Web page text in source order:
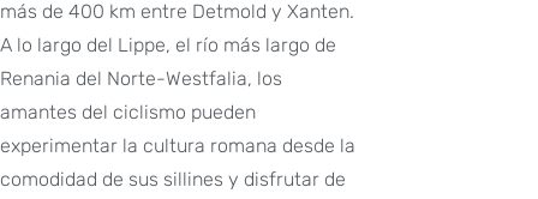
más de 400 km entre Detmold y Xanten.
A lo largo del Lippe, el río más largo de
Renania del Norte-Westfalia, los
amantes del ciclismo pueden
experimentar la cultura romana desde la
comodidad de sus sillines y disfrutar de